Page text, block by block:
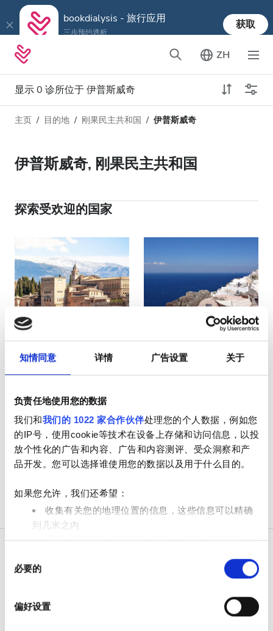
知情同意 详情 广告设置 关于
负责任地使用您的数据
我们和我们的 1022 家合作伙伴处理您的个人数据，例如您
的IP号，使用cookie等技术在设备上存储和访问信息，以投
放个性化的广告和内容、广告和内容测评、受众洞察和产
品开发。您可以选择谁使用您的数据以及用于什么目的。
如果您允许，我们还希望：
收集有关您的地理位置的信息，这些信息可以精确
到几米之内
通过主动扫描特定特征（指纹）来识别您的设备
查找有关您的个人数据如何处理的更多信息，
并设置您的首选项。您可随时从Cookie声明中更改或撤回
我们使用 Cookie 来制作贴合用户需求的内容与广告、提供
必要的
偏好设置
bookdialysis - 旅行应用
三步预约透析
获取
ZH
显示 0 诊所位于 伊普斯威奇
透析类型
所有透析
透析HDF
接收
HIV患者
乙型肝炎患者
EHIC
GHIC
设施
小吃
免费WiFi
电视屏幕
免费接送
距离
价格
主页 目的地 刚果民主共和国 伊普斯威奇
伊普斯威奇, 刚果民主共和国
探索受欢迎的国家
西班牙 希腊
如何运作